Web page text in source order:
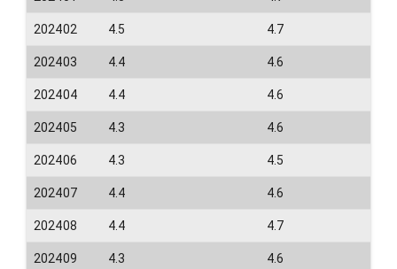
202402 4.5 4.7
202403 4.4 4.6
202404 4.4 4.6
202405 4.3 4.6
202406 4.3 4.5
202407 4.4 4.6
202408 4.4 4.7
202409 4.3 4.6